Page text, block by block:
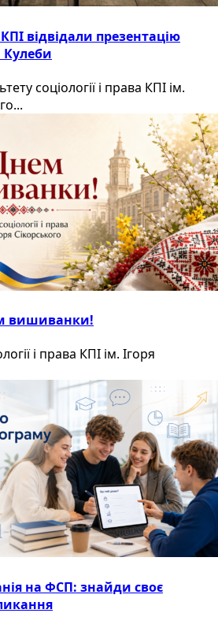
відвідали презентацію
соціології і права КПІ ім.
вишиванки!
і права КПІ ім. Ігоря
на ФСП: знайди своє